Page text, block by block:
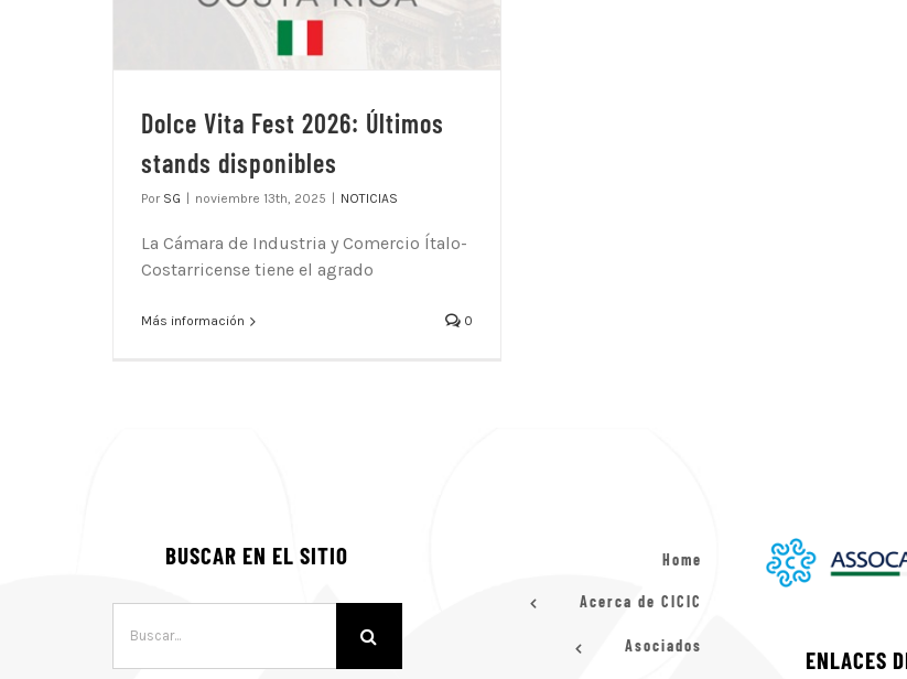
Dolce Vita Fest 2026: Últimos
stands disponibles
Por SG noviembre 13th, 2025 NOTICIAS
La Cámara de Industria y Comercio Ítalo-
Costarricense tiene el agrado
Más información 0
BUSCAR EN EL SITIO Home
Acerca de CICIC
Asociados
ENLACES